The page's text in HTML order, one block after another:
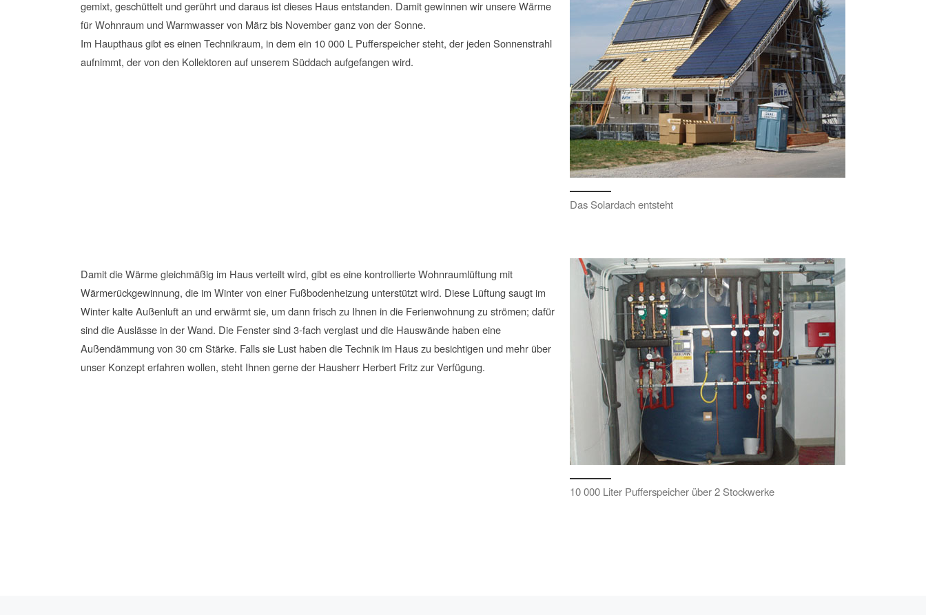
Das Solardach entsteht
gemixt, geschüttelt und gerührt und daraus ist dieses Haus entstanden. Damit gewinnen wir unsere Wärme
für Wohnraum und Warmwasser von März bis November ganz von der Sonne.
Im Haupthaus gibt es einen Technikraum, in dem ein 10 000 L Pufferspeicher steht, der jeden Sonnenstrahl
aufnimmt, der von den Kollektoren auf unserem Süddach aufgefangen wird.
10 000 Liter Pufferspeicher über 2 Stockwerke
Damit die Wärme gleichmäßig im Haus verteilt wird, gibt es eine kontrollierte Wohnraumlüftung mit
Wärmerückgewinnung, die im Winter von einer Fußbodenheizung unterstützt wird. Diese Lüftung saugt im
Winter kalte Außenluft an und erwärmt sie, um dann frisch zu Ihnen in die Ferienwohnung zu strömen; dafür
sind die Auslässe in der Wand. Die Fenster sind 3-fach verglast und die Hauswände haben eine
Außendämmung von 30 cm Stärke. Falls sie Lust haben die Technik im Haus zu besichtigen und mehr über
unser Konzept erfahren wollen, steht Ihnen gerne der Hausherr Herbert Fritz zur Verfügung.